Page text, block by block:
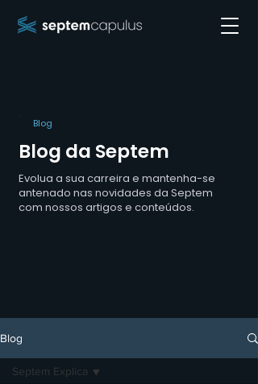
Blog
Blog da Septem
Evolua a sua carreira e mantenha-se
antenado nas novidades da Septem
com nossos artigos e conteúdos.
Blog
Septem Explica